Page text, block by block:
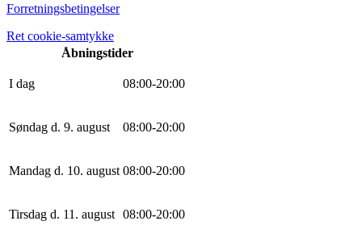
Forretningsbetingelser
Ret cookie-samtykke
Åbningstider
I dag 08:00-20:00
Søndag d. 9. august 08:00-20:00
Mandag d. 10. august 08:00-20:00
Tirsdag d. 11. august 08:00-20:00